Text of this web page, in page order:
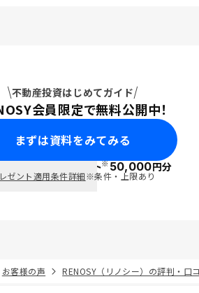
不動産投資はじめてガイド
会員限定で無料公開中！
まずは資料をみてみる
で ポイント※50,000円分
ゼント適用条件詳細※条件・上限あり
お客様の声 RENOSY（リノシー）の評判・口